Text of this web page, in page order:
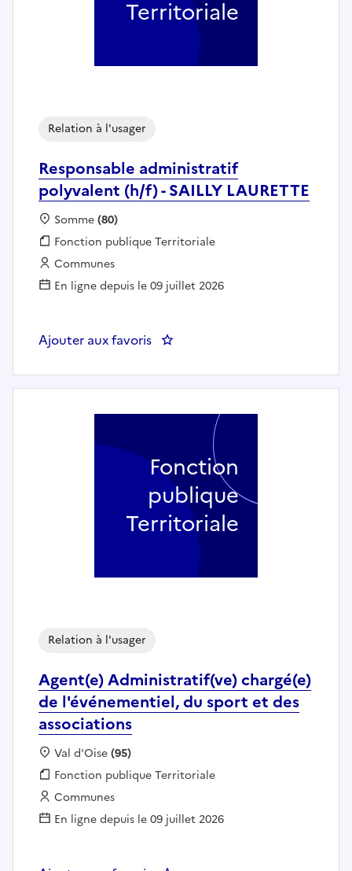
Responsable administratif
polyvalent (h/f) - SAILLY LAURETTE
Relation à l'usager
Localisation :
Somme(80)
Fonction publique :
Fonction publique Territoriale
Employeur :
Communes
En ligne depuis le 09 juillet 2026
Ajouter aux favoris : Responsable administratif
Territoriale
Agent(e) Administratif(ve) chargé(e)
de l'événementiel, du sport et des
associations
Relation à l'usager
Localisation :
Val d'Oise(95)
Fonction publique :
Fonction publique Territoriale
Employeur :
Communes
En ligne depuis le 09 juillet 2026
Fonction
publique
Territoriale